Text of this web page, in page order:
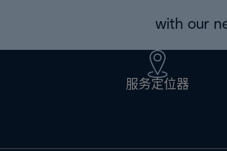
with our
服务定位器